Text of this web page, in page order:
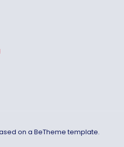
on a BeTheme template.